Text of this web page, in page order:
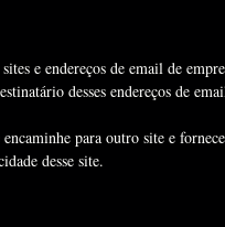
e endereços de email de
desses endereços de
encaminhe para outro site e
desse site.